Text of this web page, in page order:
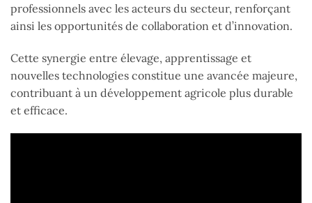
professionnels avec les acteurs du secteur, renforçant
ainsi les opportunités de collaboration et d’innovation.
Cette synergie entre élevage, apprentissage et
nouvelles technologies constitue une avancée majeure,
contribuant à un développement agricole plus durable
et efficace.